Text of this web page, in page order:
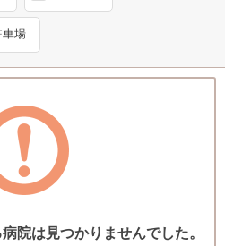
車場
院は見つかりませんでした。